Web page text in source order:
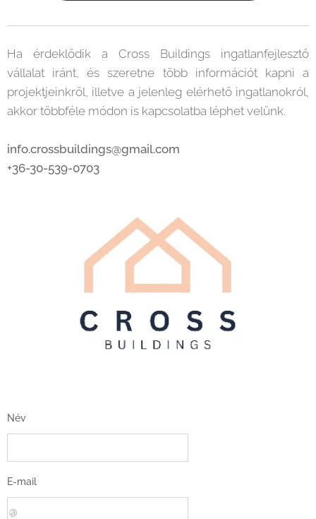
Ha érdeklődik a Cross Buildings ingatlanfejlesztő
vállalat iránt, és szeretne több információt kapni a
projektjeinkről, illetve a jelenleg elérhető ingatlanokról,
akkor többféle módon is kapcsolatba léphet velünk.
info.crossbuildings@gmail.com
+36-30-539-0703
Név
E-mail